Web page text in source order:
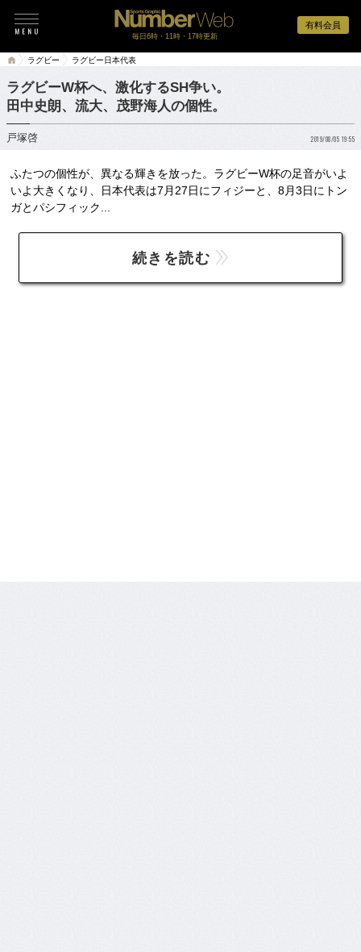
有料会員
毎日6時・11時・17時更新
ラグビー ラグビー日本代表
ラグビーW杯へ、激化するSH争い。
田中史朗、流大、茂野海人の個性。
戸塚啓 2019/08/05 19:55
ふたつの個性が、異なる輝きを放った。ラグビーW杯の足音がいよ
いよ大きくなり、日本代表は7月27日にフィジーと、8月3日にトン
ガとパシフィック...
続きを読む